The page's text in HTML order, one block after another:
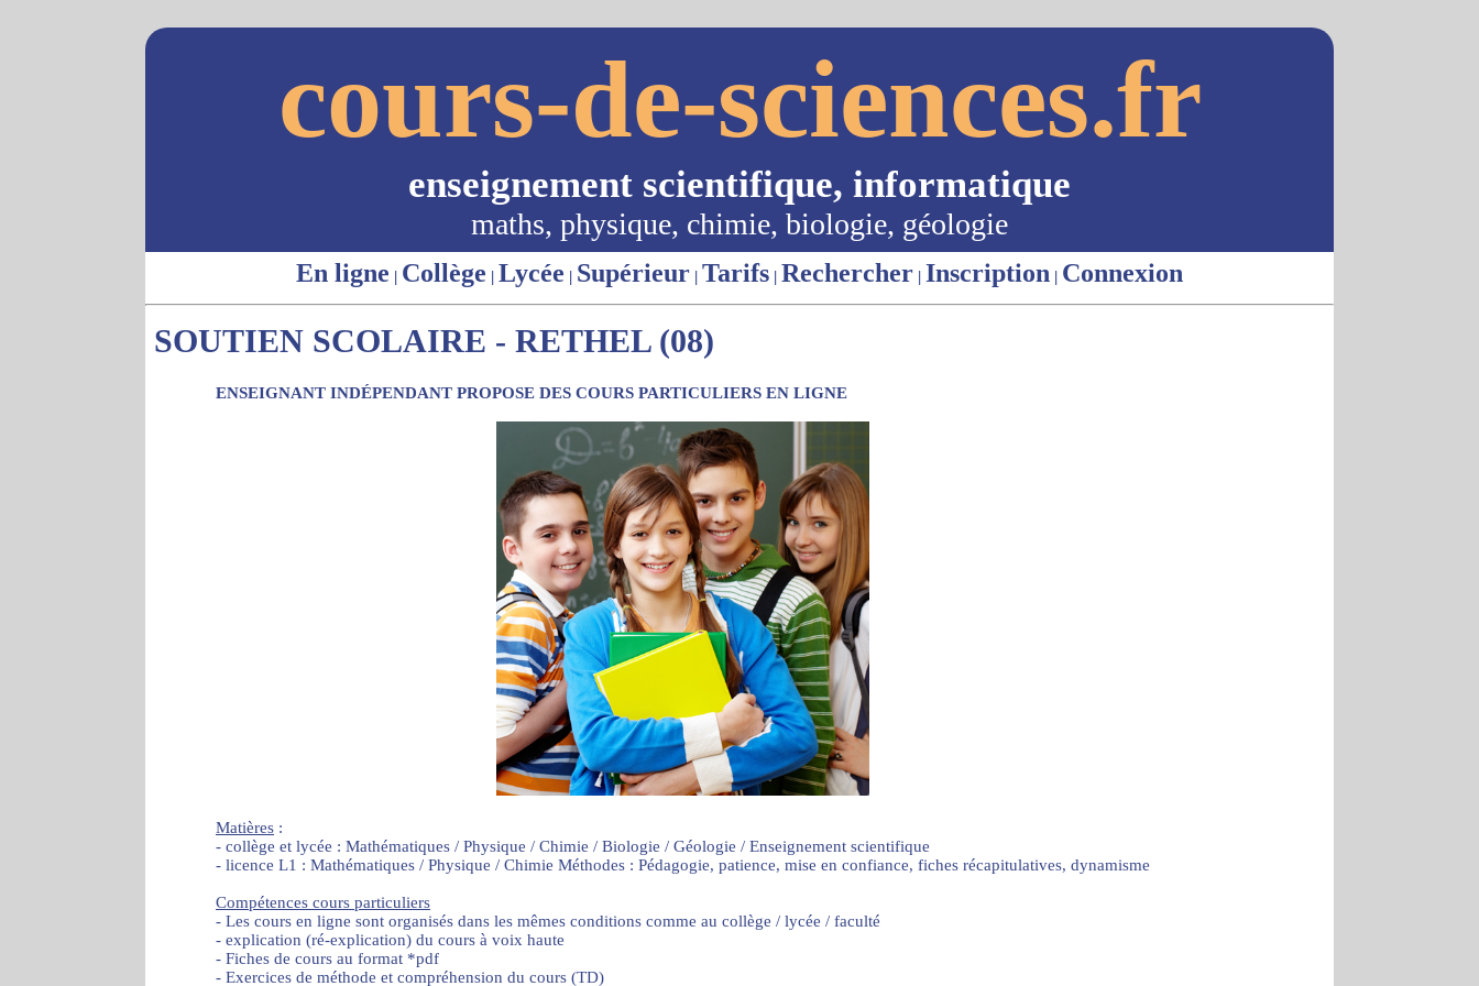
cours-de-sciences.fr
enseignement scientifique, informatique
maths, physique, chimie, biologie, géologie
En ligne | Collège | Lycée | Supérieur | Tarifs | Rechercher | Inscription | Connexion
SOUTIEN SCOLAIRE - RETHEL (08)
ENSEIGNANT INDÉPENDANT PROPOSE DES COURS PARTICULIERS EN LIGNE
Matières :
- collège et lycée : Mathématiques / Physique / Chimie / Biologie / Géologie / Enseignement scientifique
- licence L1 : Mathématiques / Physique / Chimie Méthodes : Pédagogie, patience, mise en confiance, fiches récapitulatives, dynamisme
Compétences cours particuliers
- Les cours en ligne sont organisés dans les mêmes conditions comme au collège / lycée / faculté
- explication (ré-explication) du cours à voix haute
- Fiches de cours au format *pdf
- Exercices de méthode et compréhension du cours (TD)